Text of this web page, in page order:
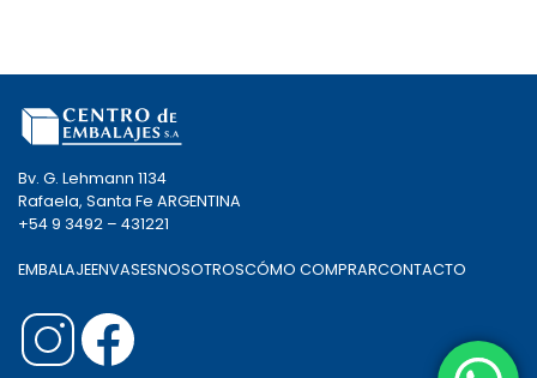
Bv. G. Lehmann 1134
Rafaela, Santa Fe ARGENTINA
+54 9 3492 – 431221
EMBALAJEENVASESNOSOTROSCÓMO COMPRARCONTACTO